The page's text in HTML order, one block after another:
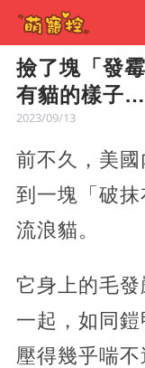
撿了塊「發
有貓的樣子…
2023/09/13
前不久，美
到一塊「破
流浪貓。
它身上的毛
一起，如同鎧
壓得幾乎喘不